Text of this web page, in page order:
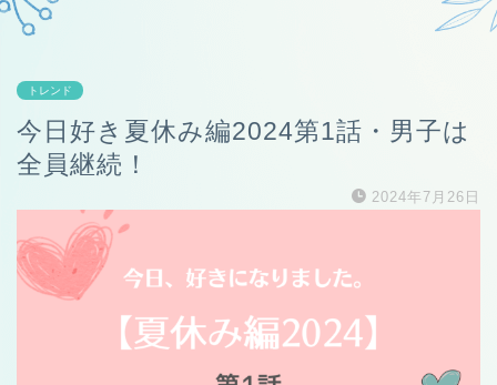
トレンド
今日好き夏休み編2024第1話・男子は
全員継続！
2024年7月26日